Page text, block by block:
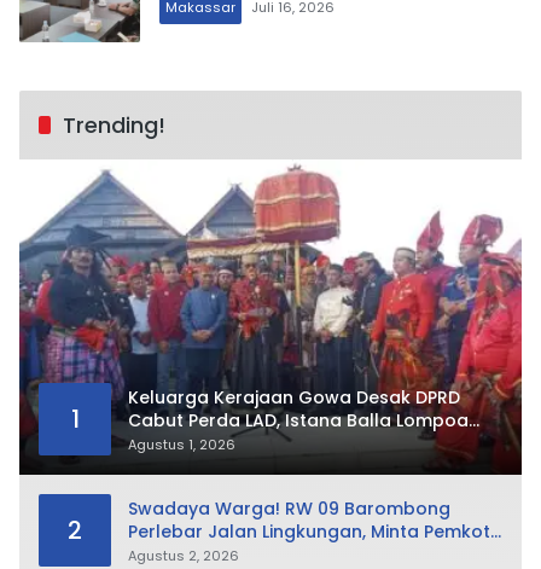
Makassar Juli 16, 2026
Trending!
1
Keluarga Kerajaan Gowa Desak DPRD
Cabut Perda LAD, Istana Balla Lompoa
Diminta Dikembalikan
Agustus 1, 2026
2
Swadaya Warga! RW 09 Barombong
Perlebar Jalan Lingkungan, Minta Pemkot
Tak Hanya Fokus Urusan Sampah
Agustus 2, 2026